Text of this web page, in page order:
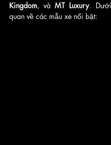
Kingdom, và MT Luxury.
quan về các mẫu xe nổi bật: